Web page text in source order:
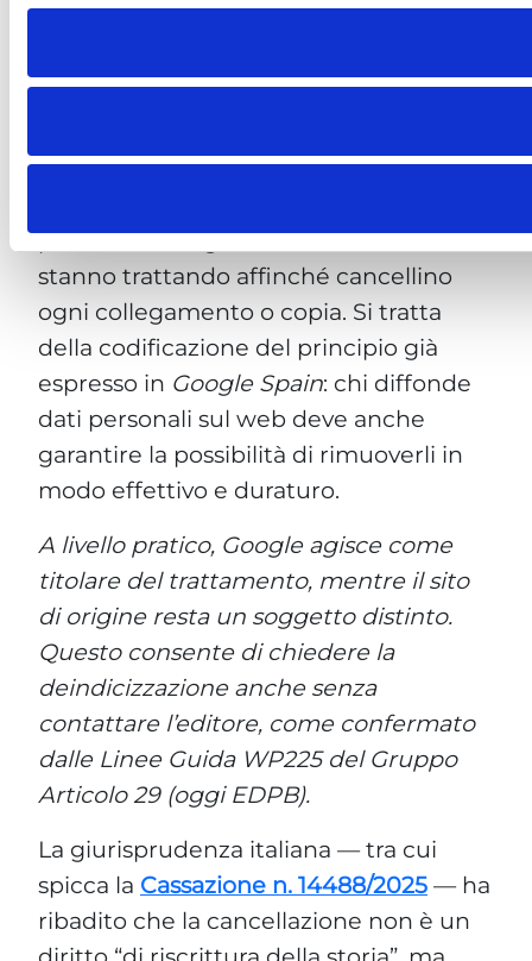
se il titolare ha reso pubblici i dati, è
per informare gli altri titolari che li
stanno trattando affinché cancellino
ogni collegamento o copia. Si tratta
della codificazione del principio già
espresso in Google Spain: chi diffonde
dati personali sul web deve anche
garantire la possibilità di rimuoverli in
modo effettivo e duraturo.
A livello pratico, Google agisce come
titolare del trattamento, mentre il sito
di origine resta un soggetto distinto.
Questo consente di chiedere la
deindicizzazione anche senza
contattare l’editore, come confermato
dalle Linee Guida WP225 del Gruppo
Articolo 29 (oggi EDPB).
La giurisprudenza italiana — tra cui
spicca la Cassazione n. 14488/2025 — ha
ribadito che la cancellazione non è un